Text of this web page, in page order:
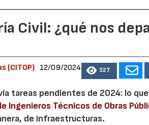
Civil: ¿qué nos
(CITOP) 12/09/2024 327
tareas pendientes de 2024: lo
Ingenieros Técnicos de Obras
de infraestructuras.